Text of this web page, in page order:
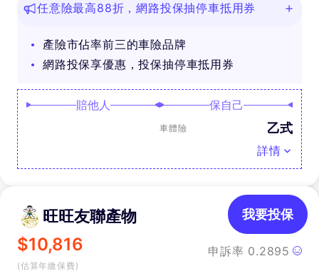
任意險最高88折，網路投保抽停車抵用券
產險市佔率前三的車險品牌
網路投保享優惠，投保抽停車抵用券
賠他人 保自己
車體險 乙式
詳情
旺旺友聯產物
$10,816
(估算年繳保費)
申訴率 0.2895
我要投保